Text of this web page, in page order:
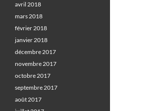
avril 2018
mars 2018
février 2018
janvier 2018
décembre 2017
novembre 2017
octobre 2017
septembre 2017
août 2017